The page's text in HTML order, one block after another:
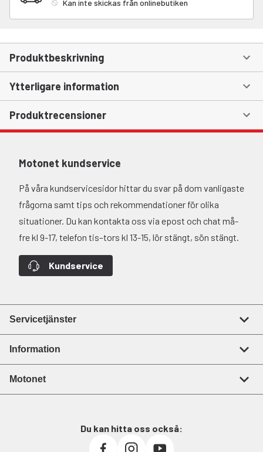
Kan inte skickas från onlinebutiken
Produktbeskrivning
Ytterligare information
Produktrecensioner
Motonet kundservice
På våra kundservicesidor hittar du svar på dom vanligaste
frågorna samt tips och rekommendationer för olika
situationer. Du kan kontakta oss via epost och chat må-
fre kl 9-17, telefon tis–tors kl 13-15, lör stängt, sön stängt.
Kundservice
Servicetjänster
Information
Motonet
Du kan hitta oss också: